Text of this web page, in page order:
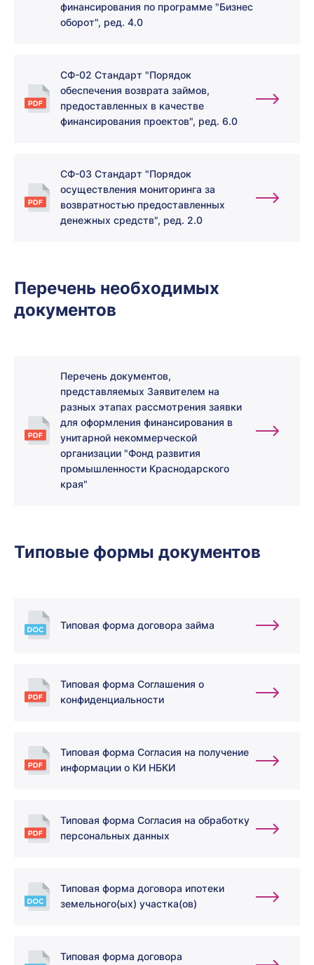
финансирования по программе "Бизнес
оборот", ред. 4.0
СФ-02 Стандарт "Порядок
обеспечения возврата займов,
предоставленных в качестве
финансирования проектов", ред. 6.0
СФ-03 Стандарт "Порядок
осуществления мониторинга за
возвратностью предоставленных
денежных средств", ред. 2.0
Перечень необходимых
документов
Перечень документов,
представляемых Заявителем на
разных этапах рассмотрения заявки
для оформления финансирования в
унитарной некоммерческой
организации "Фонд развития
промышленности Краснодарского
края"
Типовые формы документов
Типовая форма договора займа
Типовая форма Соглашения о
конфиденциальности
Типовая форма Согласия на получение
информации о КИ НБКИ
Типовая форма Согласия на обработку
персональных данных
Типовая форма договора ипотеки
земельного(ых) участка(ов)
Типовая форма договора